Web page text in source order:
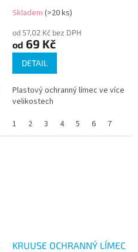
Skladem (>20 ks)
od 57,02 Kč bez DPH
od 69 Kč
DETAIL
Plastový ochranný límec ve více
velikostech
1
2 3 4 5 6 7
KRUUSE OCHRANNÝ LÍMEC